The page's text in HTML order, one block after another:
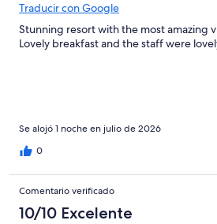
Traducir con Google
Stunning resort with the most amazing
Lovely breakfast and the staff were
Se alojó 1 noche en julio de 2026
0
Comentario verificado
10/10 Excelente